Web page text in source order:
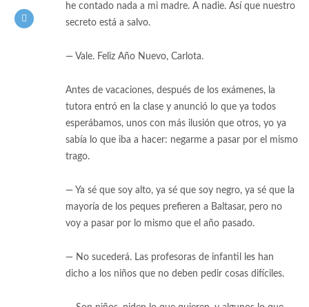
he contado nada a mi madre. A nadie. Así que nuestro
secreto está a salvo.
— Vale. Feliz Año Nuevo, Carlota.
Antes de vacaciones, después de los exámenes, la
tutora entró en la clase y anunció lo que ya todos
esperábamos, unos con más ilusión que otros, yo ya
sabía lo que iba a hacer: negarme a pasar por el mismo
trago.
— Ya sé que soy alto, ya sé que soy negro, ya sé que la
mayoría de los peques prefieren a Baltasar, pero no
voy a pasar por lo mismo que el año pasado.
— No sucederá. Las profesoras de infantil les han
dicho a los niños que no deben pedir cosas difíciles.